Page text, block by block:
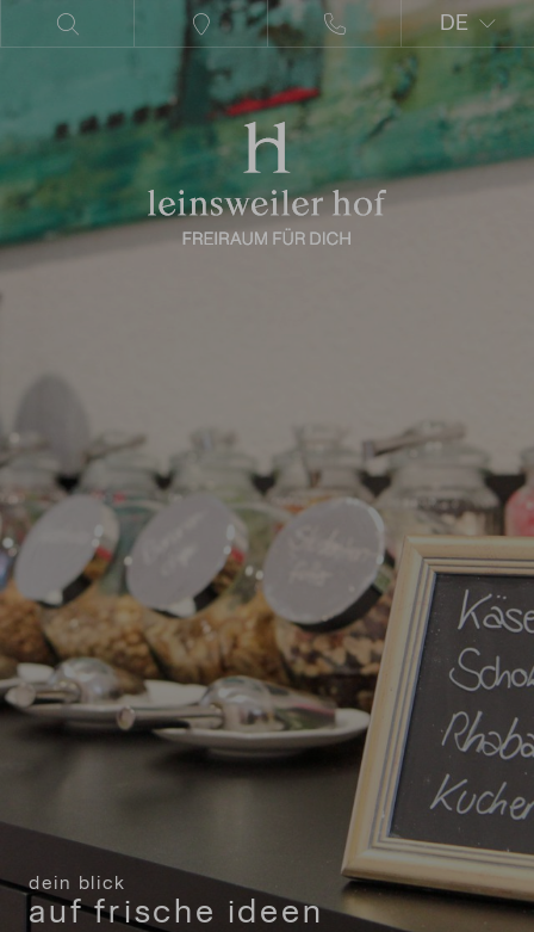
DE
dein blick
auf frische ideen
dein blick
auf frische ideen
dein blick
auf frische ideen
dein blick
auf frische ideen